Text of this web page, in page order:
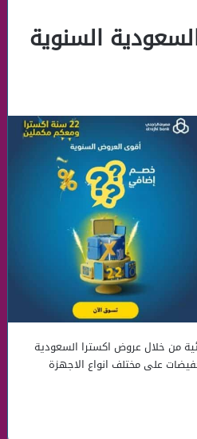
السنوية
من خلال عروض اكسترا السعودية
التخفيضات على مختلف انواع الاجهزة